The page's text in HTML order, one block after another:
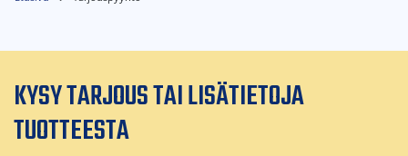
KYSY TARJOUS TAI LISÄTIETOJA
TUOTTEESTA